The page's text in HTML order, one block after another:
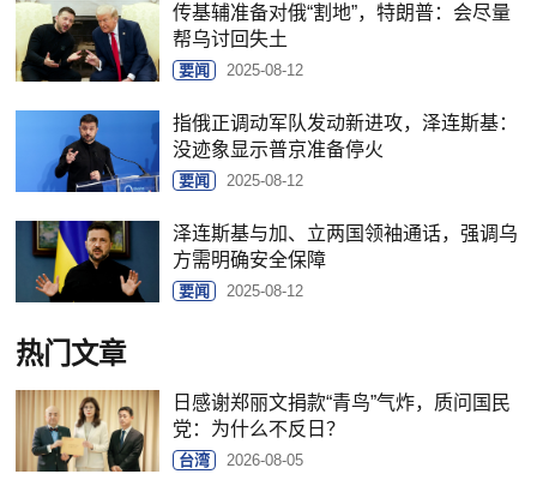
传基辅准备对俄“割地”，特朗普：会尽量
帮乌讨回失土
要闻 2025-08-12
指俄正调动军队发动新进攻，泽连斯基：
没迹象显示普京准备停火
要闻 2025-08-12
泽连斯基与加、立两国领袖通话，强调乌
方需明确安全保障
要闻 2025-08-12
热门文章
日感谢郑丽文捐款“青鸟”气炸，质问国民
党：为什么不反日？
台湾 2026-08-05